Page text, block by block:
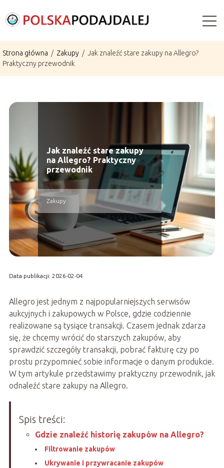
Strona główna / Zakupy / Jak znaleźć stare zakupy na Allegro?
Praktyczny przewodnik
Jak znaleźć stare zakupy
na Allegro? Praktyczny
przewodnik
Zakupy
Data publikacji: 2026-02-04
Allegro jest jednym z najpopularniejszych serwisów
aukcyjnych i zakupowych w Polsce, gdzie codziennie
realizowane są tysiące transakcji. Czasem jednak zdarza
się, że chcemy wrócić do starszych zakupów, aby
sprawdzić szczegóły transakcji, pobrać fakturę czy po
prostu przypomnieć sobie informacje o danym produkcie.
W tym artykule przedstawimy praktyczny przewodnik, jak
odnaleźć stare zakupy na Allegro.
Spis treści:
Gdzie znaleźć historię zakupów na Allegro?
Filtrowanie zakupów
Ukrywanie i przywracanie zakupów